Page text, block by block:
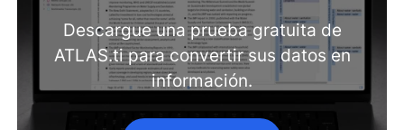
Descargue una prueba gratuita de
ATLAS.ti para convertir sus datos en
información.